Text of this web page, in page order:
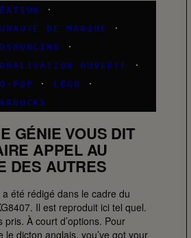
·
DE MARQUE
·
·
OUVERTE
·
POP
· LEGO
·
GÉNIE VOUS DIT
APPEL AU
DES AUTRES
été rédigé dans le cadre du
Il est reproduit ici tel quel.
pris. À court d’options. Pour
le dicton anglais, you’ve got your